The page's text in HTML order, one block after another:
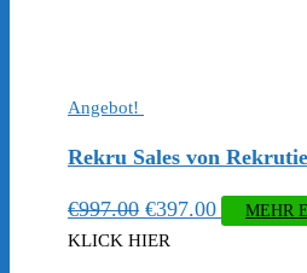
Angebot!
Rekru Sales von
€997.00 Ursprünglicher
Preis
€397.00Aktueller
MEHR
KLICK HIER